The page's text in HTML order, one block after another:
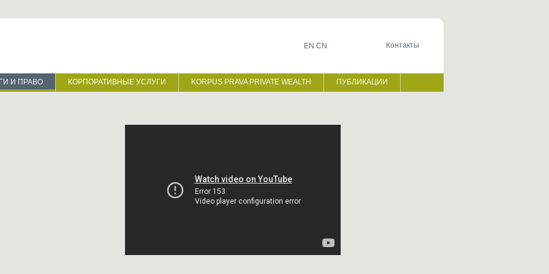
EN CN Контакты
И ПРАВО КОРПОРАТИВНЫЕ УСЛУГИ KORPUS PRAVA PRIVATE WEALTH ПУБЛИКАЦИИ